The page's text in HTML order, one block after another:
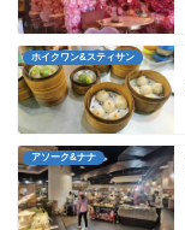
ホイクワン&スティサン
アソーク&ナナ